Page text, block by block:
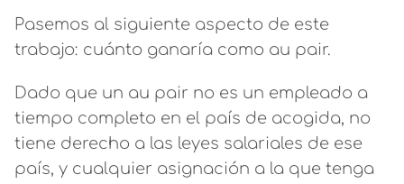
Pasemos al siguiente aspecto de este
trabajo: cuánto ganaría como au pair.
Dado que un au pair no es un empleado a
tiempo completo en el país de acogida, no
tiene derecho a las leyes salariales de ese
país, y cualquier asignación a la que tenga